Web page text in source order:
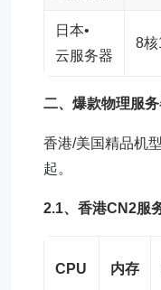
日本•
云服务器
8核
二、爆款物理服
香港/美国精品机
起。
2.1、 香港CN2服
CPU 内存